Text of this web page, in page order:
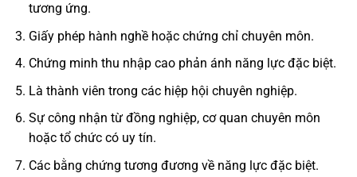
tương ứng.
Giấy phép hành nghề hoặc chứng chỉ chuyên môn.
Chứng minh thu nhập cao phản ánh năng lực đặc biệt.
Là thành viên trong các hiệp hội chuyên nghiệp.
Sự công nhận từ đồng nghiệp, cơ quan chuyên môn
hoặc tổ chức có uy tín.
Các bằng chứng tương đương về năng lực đặc biệt.